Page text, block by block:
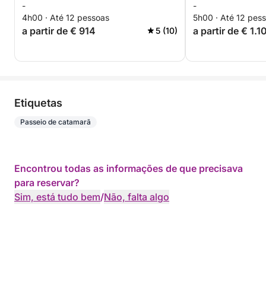
horas
-
4h00 · Até 12 pessoas
a partir de € 914 5 (10)
e remo
-
5h00 · Até 12
a partir de €
Etiquetas
Passeio de catamarã
Encontrou todas as informações de que precisava
para reservar?
Sim, está tudo bem/Não, falta algo